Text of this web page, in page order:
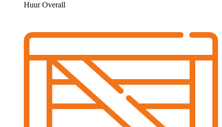
Huur Overall